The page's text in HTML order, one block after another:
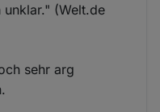
(Welt.de
sehr arg